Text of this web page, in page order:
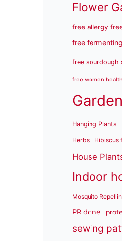
Flower
free allergy
free
free sourdough
free women health
Hanging Plants
Herbs Hibiscus
House
Indoor
Mosquito
PR done
sewing